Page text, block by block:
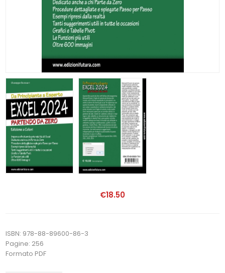
€18.50
ISBN: 978-88-89600-86-3
Pagine: 256
Formato PDF